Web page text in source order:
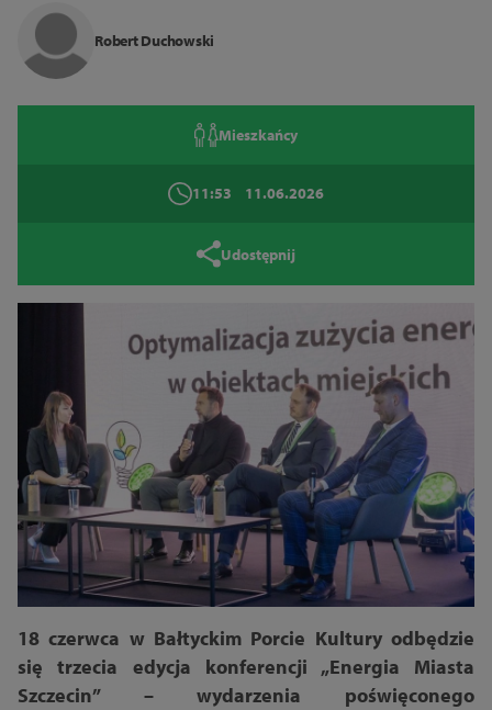
Robert Duchowski
Mieszkańcy
11:53 11.06.2026
Udostępnij
18 czerwca w Bałtyckim Porcie Kultury odbędzie
się trzecia edycja konferencji „Energia Miasta
Szczecin” – wydarzenia poświęconego